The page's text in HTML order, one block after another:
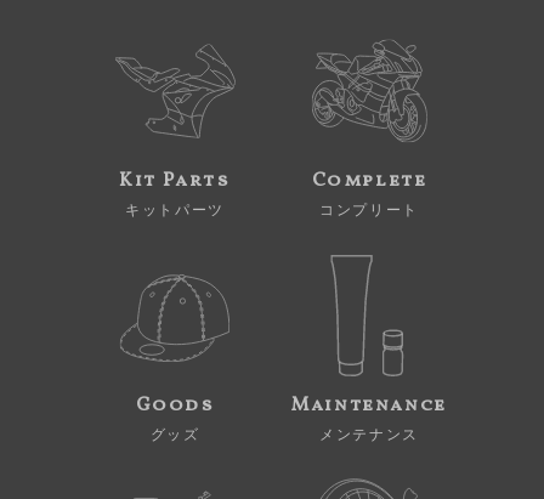
Kit Parts
キットパーツ
Complete
コンプリート
Goods
グッズ
Maintenance
メンテナンス